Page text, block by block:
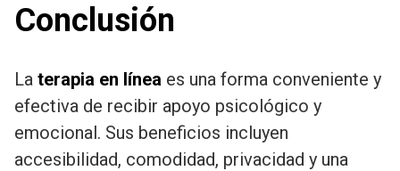
Conclusión
La terapia en línea es una forma conveniente y
efectiva de recibir apoyo psicológico y
emocional. Sus beneficios incluyen
accesibilidad, comodidad, privacidad y una